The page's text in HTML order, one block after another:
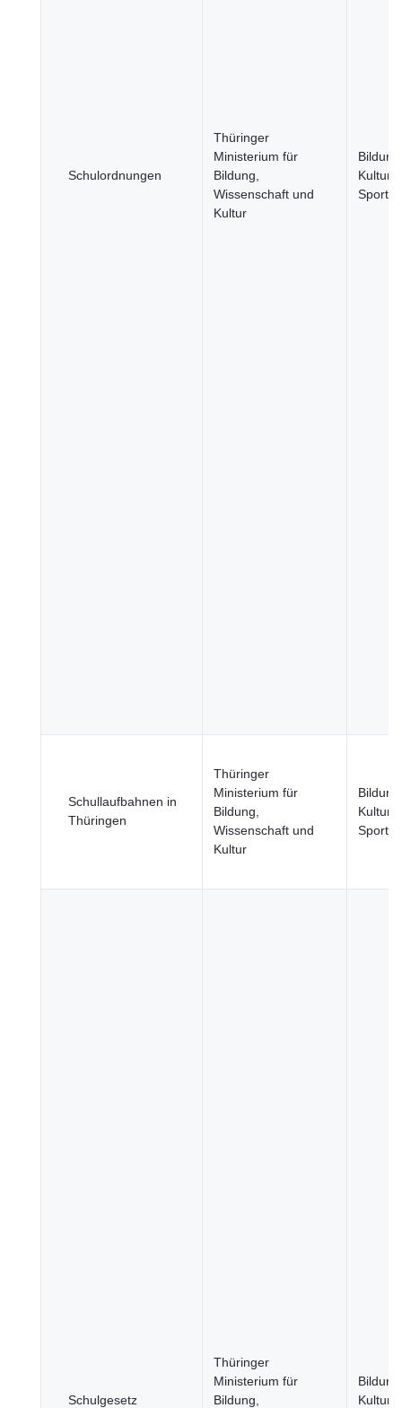
Schulordnungen
Thüringer
Ministerium für
Bildung,
Wissenschaft und
Kultur
Kultur
Sport
Schullaufbahnen in
Thüringen
Thüringer
Ministerium für
Bildung,
Wissenschaft und
Kultur
Kultur
Sport
Schulgesetz
Thüringer
Ministerium für
Bildung,
Kultur